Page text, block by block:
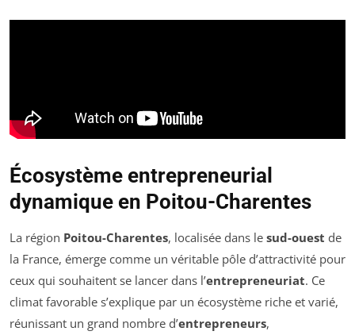
Écosystème entrepreneurial
dynamique en Poitou-Charentes
La région Poitou-Charentes, localisée dans le sud-ouest de
la France, émerge comme un véritable pôle d’attractivité pour
ceux qui souhaitent se lancer dans l’entrepreneuriat. Ce
climat favorable s’explique par un écosystème riche et varié,
réunissant un grand nombre d’entrepreneurs,